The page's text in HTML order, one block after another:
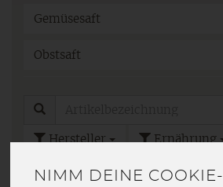
NIMM DEINE COOKIE-
Gemüsesaft
Obstsaft
Hersteller Ernährung
Allergene